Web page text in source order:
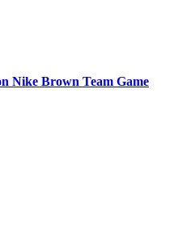
Nike Brown Team Game